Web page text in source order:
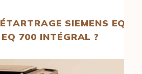
SIEMENS EQ 700
700 INTÉGRAL ?